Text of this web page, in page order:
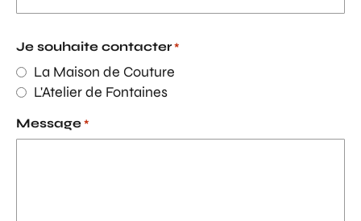
Je souhaite contacter *
La Maison de Couture
L'Atelier de Fontaines
Message *